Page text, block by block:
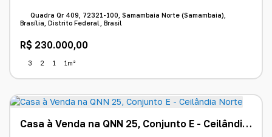
R$ 230.000,00
Quadra Qr 409, 72321-100, Samambaia Norte (Samambaia),
Brasília, Distrito Federal, Brasil
3 2 1 1m²
Casa à Venda na QNN 25, Conjunto E - Ceilândia Norte